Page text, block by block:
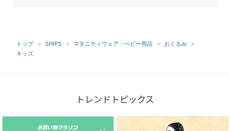
トップ SHIPS マタニティウェア・ベビー用品
おくるみ
キッズ
トレンドトピックス